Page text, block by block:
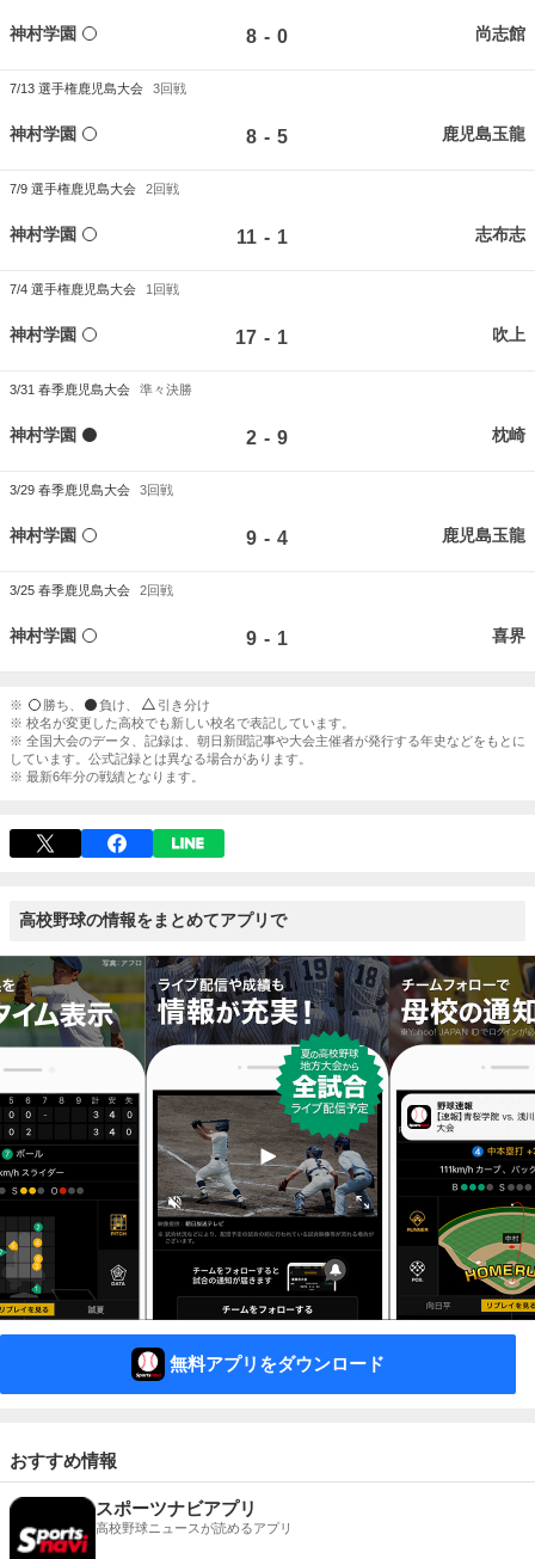
神村学園 8 - 0 尚志館
7/13 選手権鹿児島大会 3回戦
神村学園 8 - 5 鹿児島玉龍
7/9 選手権鹿児島大会 2回戦
神村学園 11 - 1 志布志
7/4 選手権鹿児島大会 1回戦
神村学園 17 - 1 吹上
3/31 春季鹿児島大会 準々決勝
神村学園 2 - 9 枕崎
3/29 春季鹿児島大会 3回戦
神村学園 9 - 4 鹿児島玉龍
3/25 春季鹿児島大会 2回戦
神村学園 9 - 1 喜界
※ 勝ち、 負け、
引き分け
※ 校名が変更した高校でも新しい校名で表記しています。
※ 全国大会のデータ、記録は、朝日新聞記事や大会主催者が発行する年史などをもとに
しています。公式記録とは異なる場合があります。
※ 最新6年分の戦績となります。
高校野球の情報をまとめてアプリで
無料アプリをダウンロード
おすすめ情報
スポーツナビアプリ
高校野球ニュースが読めるアプリ